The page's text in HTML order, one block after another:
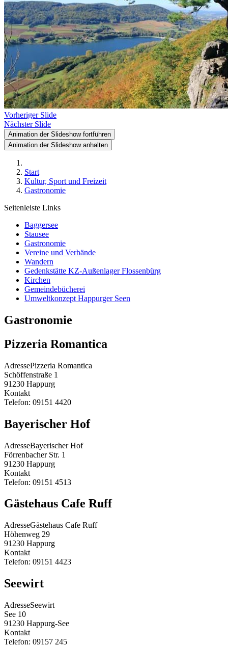
Vorheriger Slide
Nächster Slide
Animation der Slideshow fortführen
Animation der Slideshow anhalten
Start
Kultur, Sport und Freizeit
Gastronomie
Seitenleiste Links
Baggersee
Stausee
Gastronomie
Vereine und Verbände
Wandern
Gedenkstätte KZ-Außenlager Flossenbürg
Kirchen
Gemeindebücherei
Umweltkonzept Happurger Seen
Gastronomie
Pizzeria Romantica
AdressePizzeria Romantica
Schöffenstraße 1
91230 Happurg
Kontakt
Telefon: 09151 4420
Bayerischer Hof
AdresseBayerischer Hof
Förrenbacher Str. 1
91230 Happurg
Kontakt
Telefon: 09151 4513
Gästehaus Cafe Ruff
AdresseGästehaus Cafe Ruff
Höhenweg 29
91230 Happurg
Kontakt
Telefon: 09151 4423
Seewirt
AdresseSeewirt
See 10
91230 Happurg-See
Kontakt
Telefon: 09157 245